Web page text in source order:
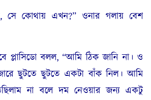
কোথায় এখন?” ওনার গলায় বেশ
বলল, “আমি ঠিক জানি না। ও
ছুটতে ছুটতে একটা বাঁক নিল। আমি
না বলে দম নেওয়ার জন্য একটু